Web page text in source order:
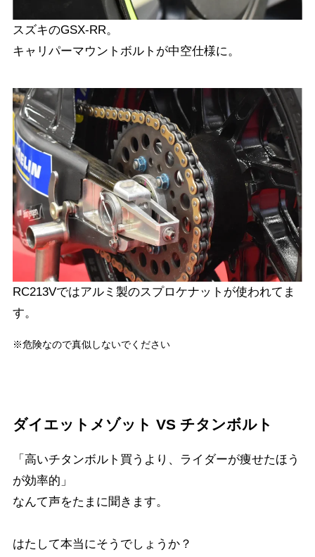
スズキのGSX-RR。
キャリパーマウントボルトが中空仕様に。
RC213Vではアルミ製のスプロケナットが使われてま
す。
※危険なので真似しないでください
ダイエットメゾット VS チタンボルト
「高いチタンボルト買うより、ライダーが痩せたほう
が効率的」
なんて声をたまに聞きます。
はたして本当にそうでしょうか？